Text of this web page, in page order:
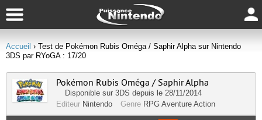
Accueil › Test de Pokémon Rubis Oméga / Saphir Alpha sur Nintendo
3DS par RYoGA : 17/20
Pokémon Rubis Oméga / Saphir Alpha
Disponible sur 3DS depuis le 28/11/2014
Editeur Nintendo Genre RPG Aventure Action